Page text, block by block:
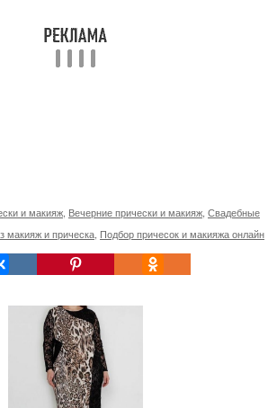
и макияж Вечерние прически и макияж Свадебные
макияж и прическа Подбор причесок и макияжа онлайн